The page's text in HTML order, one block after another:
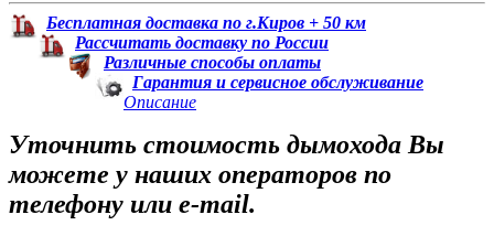
Бесплатная доставка по г.Киров + 50 км
Рассчитать доставку по России
Различные способы оплаты
Гарантия и сервисное обслуживание
Описание
Уточнить стоимость дымохода Вы
можете у наших операторов по
телефону или e-mail.